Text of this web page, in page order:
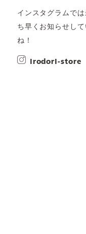
インスタグラムで
ち早くお知らせし
ね！
irodori-store